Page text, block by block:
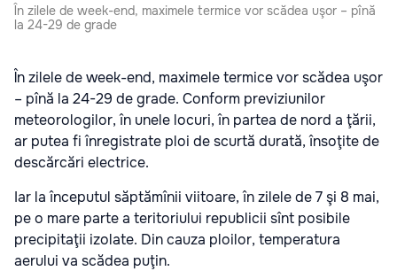
În zilele de week-end, maximele termice vor scădea uşor – pînă
la 24-29 de grade
În zilele de week-end, maximele termice vor scădea uşor
– pînă la 24-29 de grade. Conform previziunilor
meteorologilor, în unele locuri, în partea de nord a ţării,
ar putea fi înregistrate ploi de scurtă durată, însoţite de
descărcări electrice.
Iar la începutul săptămînii viitoare, în zilele de 7 şi 8 mai,
pe o mare parte a teritoriului republicii sînt posibile
precipitaţii izolate. Din cauza ploilor, temperatura
aerului va scădea puţin.